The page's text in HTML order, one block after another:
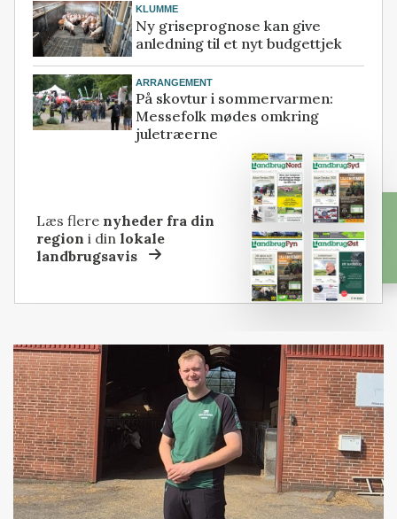
KLUMME
Ny griseprognose kan give
anledning til et nyt budgettjek
ARRANGEMENT
På skovtur i sommervarmen:
Messefolk mødes omkring
juletræerne
Læs flere nyheder fra din
region i dinlokale
landbrugsavis